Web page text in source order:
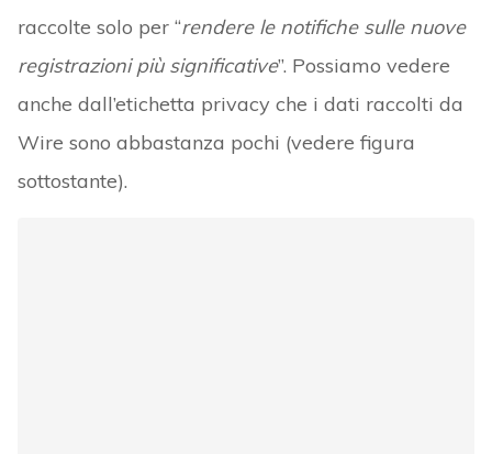
raccolte solo per “rendere le notifiche sulle nuove
registrazioni più significative”. Possiamo vedere
anche dall’etichetta privacy che i dati raccolti da
Wire sono abbastanza pochi (vedere figura
sottostante).